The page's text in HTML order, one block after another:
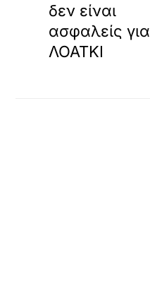
δεν είναι
ασφαλείς για
ΛΟΑΤΚΙ